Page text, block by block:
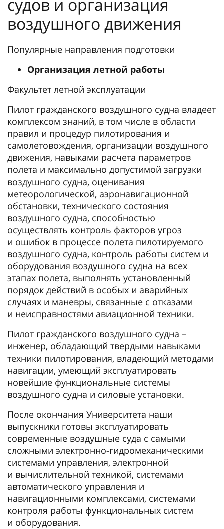
воздушного движения
Популярные направления подготовки
Организация летной работы
Факультет летной эксплуатации
Пилот гражданского воздушного судна владеет
комплексом знаний, в том числе в области
правил и процедур пилотирования и
самолетовождения, организации воздушного
движения, навыками расчета параметров
полета и максимально допустимой загрузки
воздушного судна, оценивания
метеорологической, аэронавигационной
обстановки, технического состояния
воздушного судна, способностью
осуществлять контроль факторов угроз
и ошибок в процессе полета пилотируемого
воздушного судна, контроль работы систем и
оборудования воздушного судна на всех
этапах полета, выполнять установленный
порядок действий в особых и аварийных
случаях и маневры, связанные с отказами
и неисправностями авиационной техники.
Пилот гражданского воздушного судна –
инженер, обладающий твердыми навыками
техники пилотирования, владеющий методами
навигации, умеющий эксплуатировать
новейшие функциональные системы
воздушного судна и силовые установки.
После окончания Университета наши
выпускники готовы эксплуатировать
современные воздушные суда с самыми
сложными электронно-гидромеханическими
системами управления, электронной
и вычислительной техникой, системами
автоматического управления и
навигационными комплексами, системами
контроля работы функциональных систем
и оборудования.